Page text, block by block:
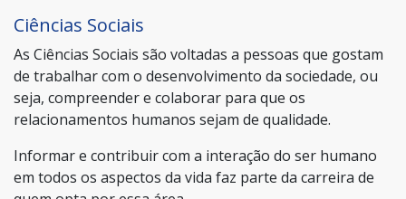
Ciências Sociais
As Ciências Sociais são voltadas a pessoas que gostam
de trabalhar com o desenvolvimento da sociedade, ou
seja, compreender e colaborar para que os
relacionamentos humanos sejam de qualidade.
Informar e contribuir com a interação do ser humano
em todos os aspectos da vida faz parte da carreira de